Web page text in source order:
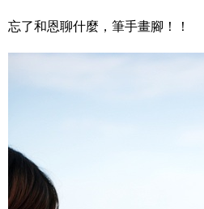
忘了和恩聊什麼，筆手畫腳！！